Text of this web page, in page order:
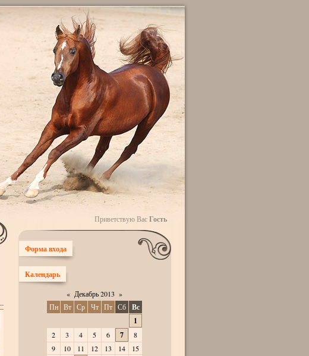
Приветствую Вас Гость
Форма входа
Календарь
« Декабрь 2013 »
Пн Вт Ср Чт Пт Сб
Вс
1
2 3 4 5 6 7
8
9
10 11 12 13 14
15